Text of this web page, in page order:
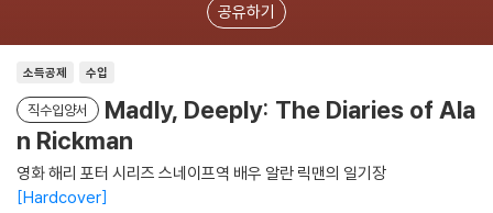
공유하기
소득공제 수입
직수입양서
Madly, Deeply: The Diaries of Ala
n Rickman
영화 해리 포터 시리즈 스네이프역 배우 알란 릭맨의 일기장
Hardcover